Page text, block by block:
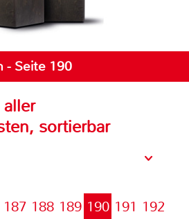
- Seite 190
sortierbar
187 188 189 190 191 192